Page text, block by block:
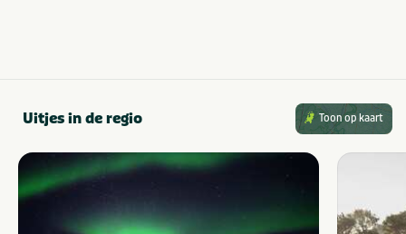
Uitjes in de regio Toon op kaart